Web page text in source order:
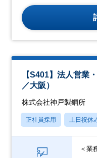
【S401】法人営業
／大阪）
株式会社神戸製鋼所
正社員採用 土日祝休
＜業